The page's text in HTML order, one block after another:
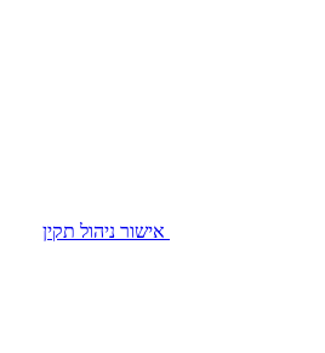
אישור ניהול תקין